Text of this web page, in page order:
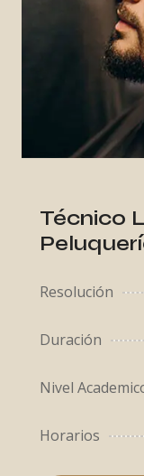
Técnico
Resolución
Duración
Nivel
Horarios